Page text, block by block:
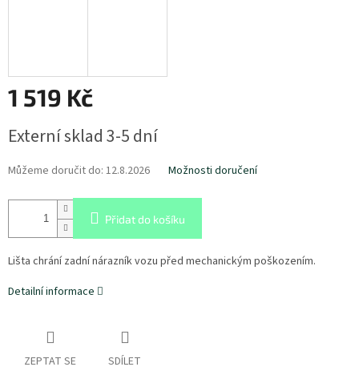
1 519 Kč
cena:
Externí sklad 3-5 dní
Můžeme doručit do: 12.8.2026 Možnosti doručení
Přidat do košíku
Lišta chrání zadní nárazník vozu před mechanickým poškozením.
Detailní informace
ZEPTAT SE SDÍLET